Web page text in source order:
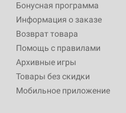
Бонусная программа
Информация о заказе
Возврат товара
Помощь с правилами
Архивные игры
Товары без скидки
Мобильное приложение